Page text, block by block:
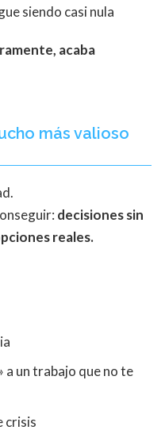
siendo casi nula
acaba
más valioso
decisiones sin
reales.
a un trabajo que no te
crisis